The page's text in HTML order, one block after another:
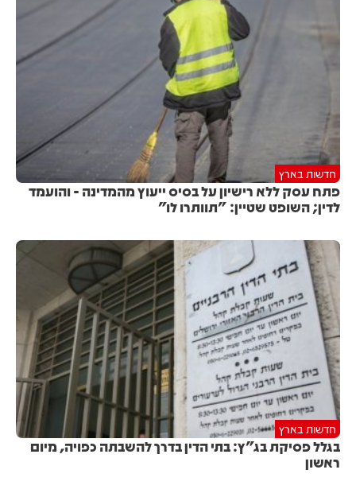
חדשות בארץ
פתח עסק ללא רישיון על בסיס ייעוץ מהמדינה - והועמד
לדין; השופט שטיין: "תוותרו לו"
חדשות בארץ
בגלל פסיקת בג"ץ: בתי הדין בדרך להשבתה כפויה, מיום
ראשון